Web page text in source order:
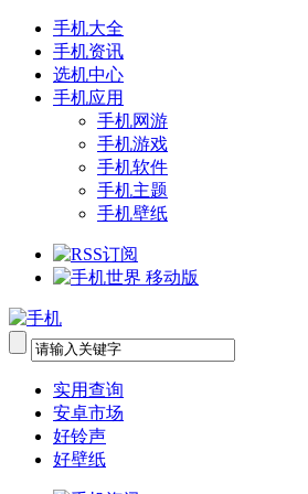
手机大全
手机资讯
选机中心
手机应用
手机网游
手机游戏
手机软件
手机主题
手机壁纸
实用查询
安卓市场
好铃声
好壁纸